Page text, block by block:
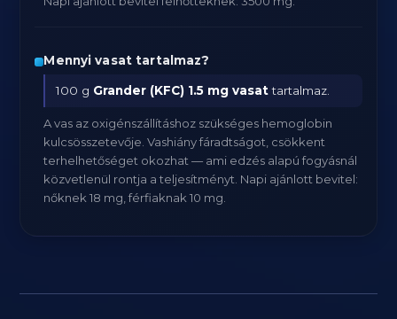
Mennyi vasat tartalmaz?
100 g Grander (KFC) 1.5 mg vasattartalmaz.
A vas az oxigénszállításhoz szükséges hemoglobin
kulcsösszetevője. Vashiány fáradtságot, csökkent
terhelhetőséget okozhat — ami edzés alapú fogyásnál
közvetlenül rontja a teljesítményt. Napi ajánlott bevitel:
nőknek 18 mg, férfiaknak 10 mg.